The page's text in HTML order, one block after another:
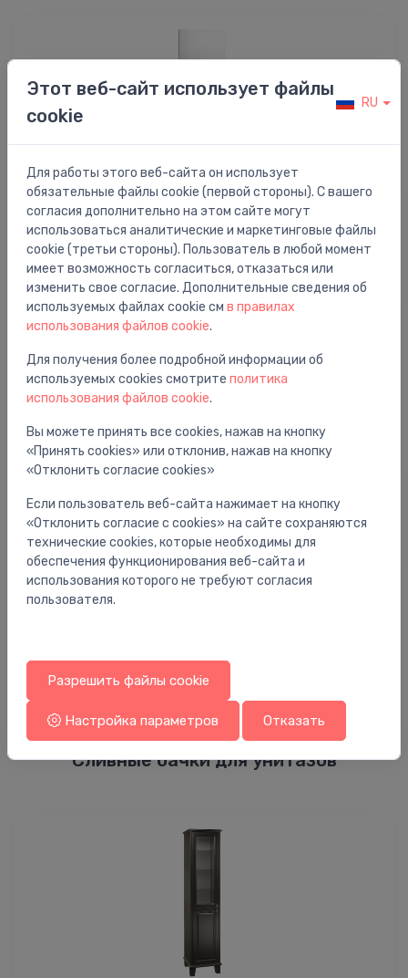
Мебельные комплекты для ванной
комнаты
Запасные части для унитазов
Сливные бачки для унитазов
Этот веб-сайт использует файлы
cookie
RU
Для работы этого веб-сайта он использует
обязательные файлы cookie (первой стороны). С вашего
согласия дополнительно на этом сайте могут
использоваться аналитические и маркетинговые файлы
cookie (третьи стороны). Пользователь в любой момент
имеет возможность согласиться, отказаться или
изменить свое согласие. Дополнительные сведения об
используемых файлах cookie см в правилах
использования файлов cookie.
Для получения более подробной информации об
используемых cookies смотрите политика
использования файлов cookie.
Вы можете принять все cookies, нажав на кнопку
«Принять cookies» или отклонив, нажав на кнопку
«Отклонить согласие cookies»
Если пользователь веб-сайта нажимает на кнопку
«Отклонить согласие с cookies» на сайте сохраняются
технические cookies, которые необходимы для
обеспечения функционирования веб-сайта и
использования которого не требуют согласия
пользователя.
Разрешить файлы cookie
Настройка параметров Отказать